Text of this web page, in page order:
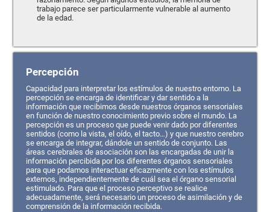
trabajo parece ser particularmente vulnerable al aumento
de la edad.
Percepción
Capacidad para interpretar los estímulos de nuestro entorno. La
percepción se encarga de identificar y dar sentido a la
información que recibimos desde nuestros órganos sensoriales
en función de nuestro conocimiento previo sobre el mundo. La
percepción es un proceso que puede venir dado por diferentes
sentidos (como la vista, el oído, el tacto…) y que nuestro cerebro
se encarga de integrar, dándole un sentido de conjunto. Las
áreas cerebrales de asociación son las encargadas de unir la
información percibida por los diferentes órganos sensoriales
para que podamos interactuar eficazmente con los estímulos
externos, independientemente de cuál sea el órgano sensorial
estimulado. Para que el proceso perceptivo se realice
adecuadamente, será necesario un proceso de asimilación y de
comprensión de la información recibida.